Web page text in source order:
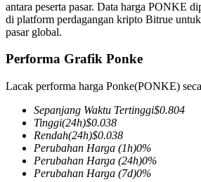
TradFi
Derivatif saham, forex, logam mulia,
antara peserta pasar. Data harga PONKE
di platform perdagangan kripto Bitrue
pasar global.
Performa Grafik Ponke
Lacak performa harga Ponke(PONKE)
Sepanjang Waktu Tertinggi$0.804
Tinggi(24h)$0.038
Rendah(24h)$0.038
Perubahan Harga (1h)0%
Perubahan Harga (24h)0%
Perubahan Harga (7d)0%